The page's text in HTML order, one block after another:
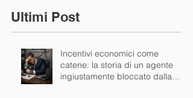
Ultimi Post
Incentivi economici come
catene: la storia di un agente
ingiustamente bloccato dalla